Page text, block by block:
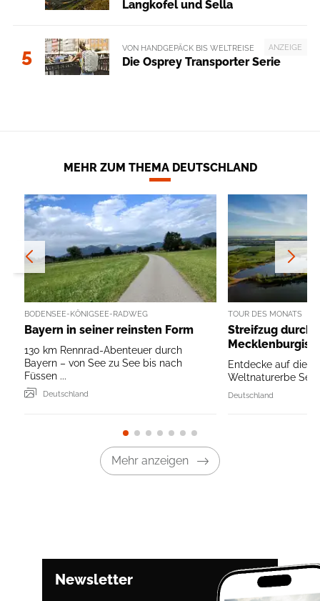
Langkofel und Sella
5 ANZEIGE
VON HANDGEPÄCK BIS WELTREISE
Die Osprey Transporter Serie
MEHR ZUM THEMA DEUTSCHLAND
BODENSEE-KÖNIGSEE-RADWEG
Bayern in seiner reinsten Form
130 km Rennrad-Abenteuer durch
Bayern – von See zu See bis nach
Füssen ...
Deutschland
TOUR DES MONATS
Streifzug durch
Entdecke auf
Weltnaturerbe
Deutschland
Mehr anzeigen
Newsletter